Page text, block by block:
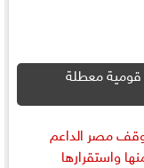
قومية معطلة
مصر الداعم
واستقرارها